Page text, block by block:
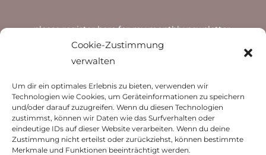
Cookie-Zustimmung
verwalten
Um dir ein optimales Erlebnis zu bieten, verwenden wir
Technologien wie Cookies, um Geräteinformationen zu speichern
und/oder darauf zuzugreifen. Wenn du diesen Technologien
zustimmst, können wir Daten wie das Surfverhalten oder
eindeutige IDs auf dieser Website verarbeiten. Wenn du deine
Zustimmung nicht erteilst oder zurückziehst, können bestimmte
Merkmale und Funktionen beeinträchtigt werden.
... please register here for my monthly newsletter.
Subscribe to the
newsletter